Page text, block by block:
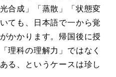
合成」「蒸散」「状態変
ても、日本語で一から覚
かかります。帰国後に授
理科の理解力」ではなく
る、というケースは珍し